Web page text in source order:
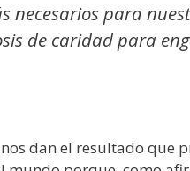
necesarios para
de caridad para
dan el resultado que